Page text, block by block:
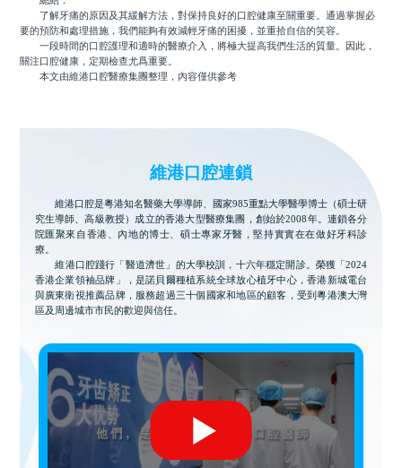
了解牙痛的原因及其緩解方法，對保持良好的口腔健康至關重要。通過掌握必
要的預防和處理措施，我們能夠有效減輕牙痛的困擾，並重拾自信的笑容。
一段時間的口腔護理和適時的醫療介入，將極大提高我們生活的質量。因此，
關注口腔健康，定期檢查尤爲重要。
本文由維港口腔醫療集團整理，內容僅供參考
維港口腔連鎖
維港口腔是粵港知名醫藥大學導師、國家985重點大學醫學博士（碩士研
究生導師、高級教授）成立的香港大型醫療集團，創始於2008年。連鎖各分
院匯聚來自香港、內地的博士、碩士專家牙醫，堅持實實在在做好牙科診
療。
維港口腔踐行「醫道濟世」的大學校訓，十六年穩定開診。榮獲「2024
香港企業領袖品牌」，是諾貝爾種植系統全球放心植牙中心，香港新城電台
與廣東衛視推薦品牌，服務超過三十個國家和地區的顧客，受到粵港澳大灣
區及周邊城市市民的歡迎與信任。